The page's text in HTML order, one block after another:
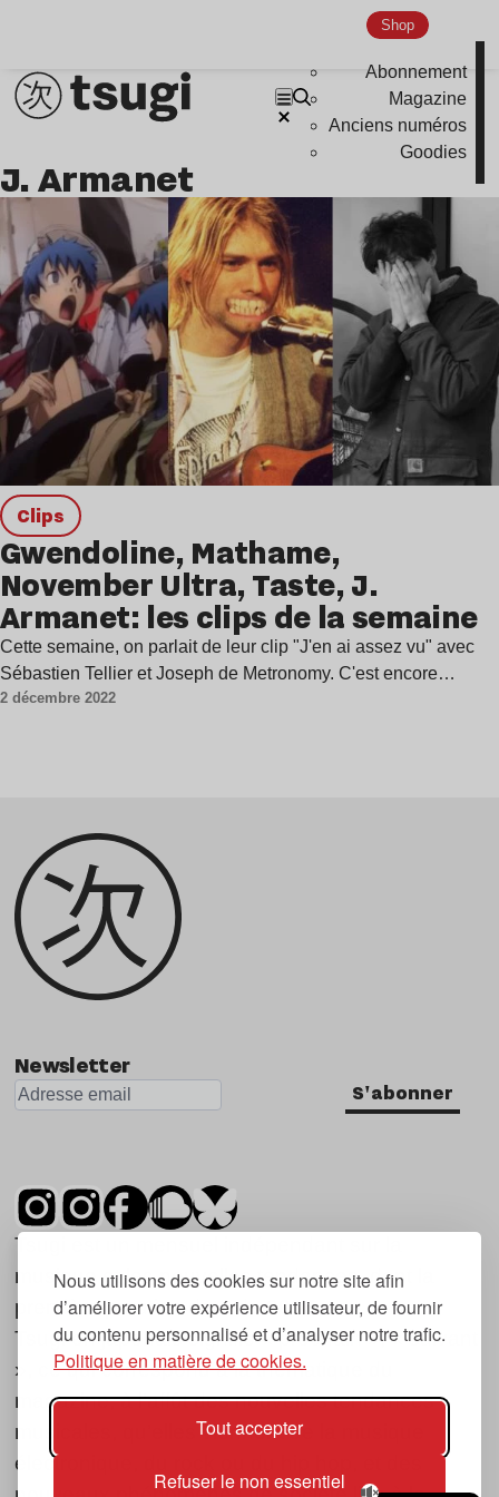
Nous utilisons des cookies sur notre site afin
d’améliorer votre expérience utilisateur, de fournir
du contenu personnalisé et d’analyser notre trafic.
Politique en matière de cookies.
Tout accepter
Refuser le non essentiel
Shop
Abonnement
Magazine
Anciens numéros
Goodies
J. Armanet
clips
Gwendoline, Mathame,
November Ultra, Taste, J.
Armanet: les clips de la semaine
Cette semaine, on parlait de leur clip "J'en ai assez vu" avec
Sébastien Tellier et Joseph de Metronomy. C'est encore…
2 décembre 2022
Newsletter
S'abonner
Tsugi est un mensuel indépendant sur la
musique et les nouvelles tendances, dont la
première parution date de 2007.
Tsugi en japonais signifie « prochain », « suivant
», ce qui correspond à la thématique du
magazine, à l’affût des nouvelles tendances
musicales, qu’elles viennent de la musique
électronique, du rock ou du hip hop, et des